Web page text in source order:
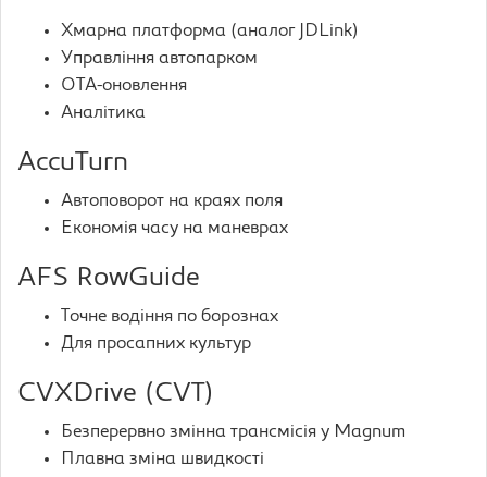
Хмарна платформа (аналог JDLink)
Управління автопарком
OTA-оновлення
Аналітика
AccuTurn
Автоповорот на краях поля
Економія часу на маневрах
AFS RowGuide
Точне водіння по борознах
Для просапних культур
CVXDrive (CVT)
Безперервно змінна трансмісія у Magnum
Плавна зміна швидкості